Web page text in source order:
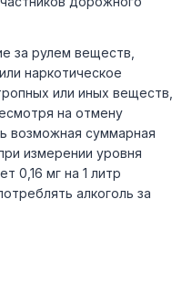
за рулем веществ,
наркотическое
или иных веществ,
на отмену
возможная суммарная
измерении уровня
0,16 мг на 1 литр
алкоголь за